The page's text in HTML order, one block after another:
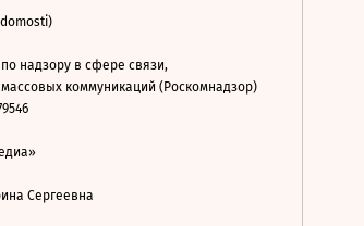
надзору в сфере связи,
коммуникаций (Роскомнадзор)
Сергеевна